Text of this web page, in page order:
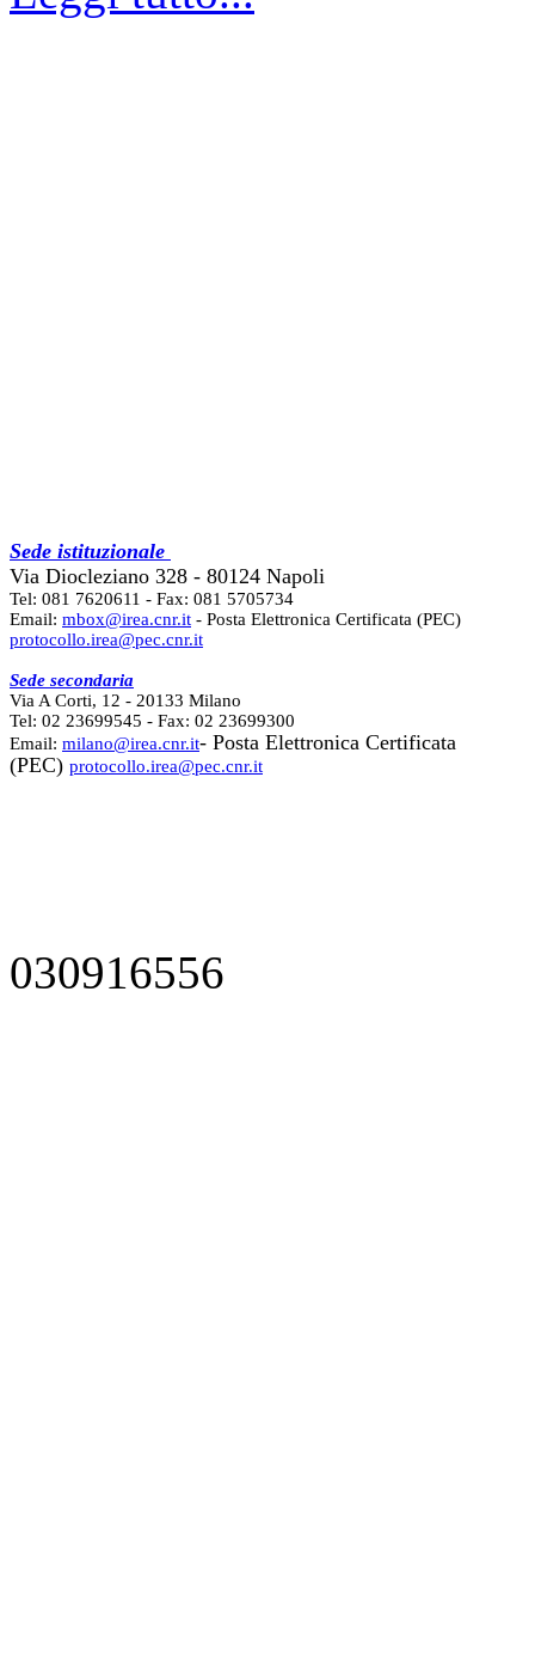
Sede istituzionale
Via Diocleziano 328 - 80124 Napoli
Tel: 081 7620611 - Fax: 081 5705734
Email: mbox@irea.cnr.it - Posta Elettronica Certificata (PEC)
protocollo.irea@pec.cnr.it
Sede secondaria
Via A Corti, 12 - 20133 Milano
Tel: 02 23699545 - Fax: 02 23699300
Email: milano@irea.cnr.it- Posta Elettronica Certificata
(PEC) protocollo.irea@pec.cnr.it
030916556